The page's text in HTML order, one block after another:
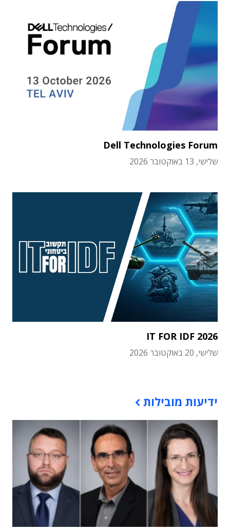
Dell Technologies Forum
שלישי, 13 באוקטובר 2026
IT FOR IDF 2026
שלישי, 20 באוקטובר 2026
ידיעות מובילות